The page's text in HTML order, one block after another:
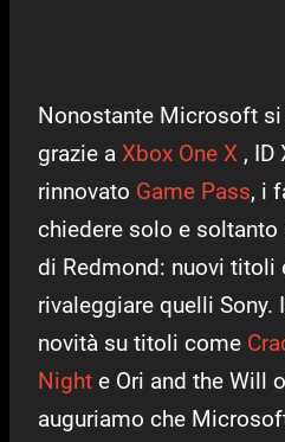
Nonostante Microsoft
grazie a Xbox One X , ID
rinnovato Game Pass, i
chiedere solo e soltanto
di Redmond: nuovi titoli
rivaleggiare quelli Sony.
novità su titoli come
Night e Ori and the Will
auguriamo che